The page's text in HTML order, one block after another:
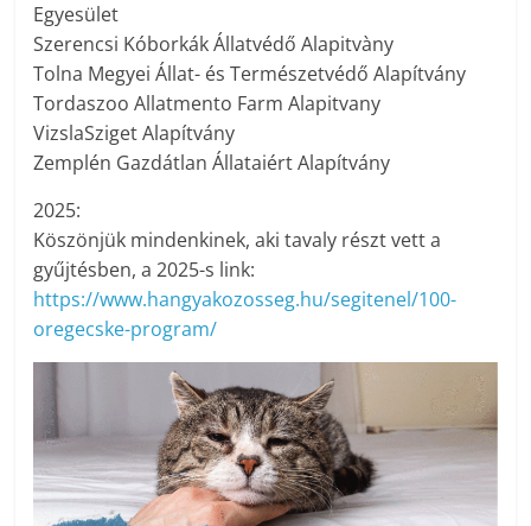
Egyesület
Szerencsi Kóborkák Állatvédő Alapitvàny
Tolna Megyei Állat- és Természetvédő Alapítvány
Tordaszoo Allatmento Farm Alapitvany
VizslaSziget Alapítvány
Zemplén Gazdátlan Állataiért Alapítvány
2025:
Köszönjük mindenkinek, aki tavaly részt vett a
gyűjtésben, a 2025-s link:
https://www.hangyakozosseg.hu/segitenel/100-
oregecske-program/